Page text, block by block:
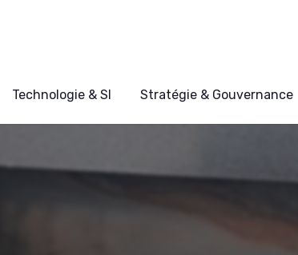
Technologie & SI Stratégie & Gouvernance